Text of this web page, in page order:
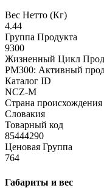
Вес Нетто (Кг)
4.44
Группа Продукта
9300
Жизненный Цикл
PM300: Активный
Каталог ID
NCZ-M
Страна происхождения
Словакия
Товарный код
85444290
Ценовая Группа
764
Габариты и вес